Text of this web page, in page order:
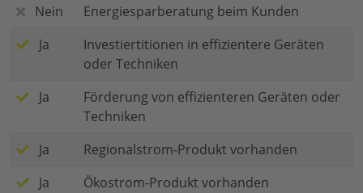
Nein
Energiesparberatung beim Kunden
Ja
Investiertitionen in effizientere Geräten
oder Techniken
Ja
Förderung von effizienteren Geräten oder
Techniken
Ja
Regionalstrom-Produkt vorhanden
Ja
Ökostrom-Produkt vorhanden